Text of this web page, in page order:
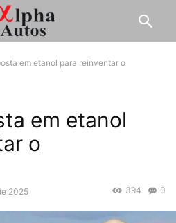
em etanol para reinventar o
em etanol
o
2025 0
394